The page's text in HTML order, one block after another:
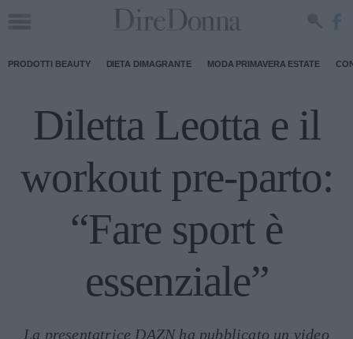
PRODOTTI BEAUTY DIETA DIMAGRANTE MODA PRIMAVERA ESTATE
Diletta Leotta e il
workout pre-parto:
“Fare sport è
essenziale”
La presentatrice DAZN ha pubblicato un video